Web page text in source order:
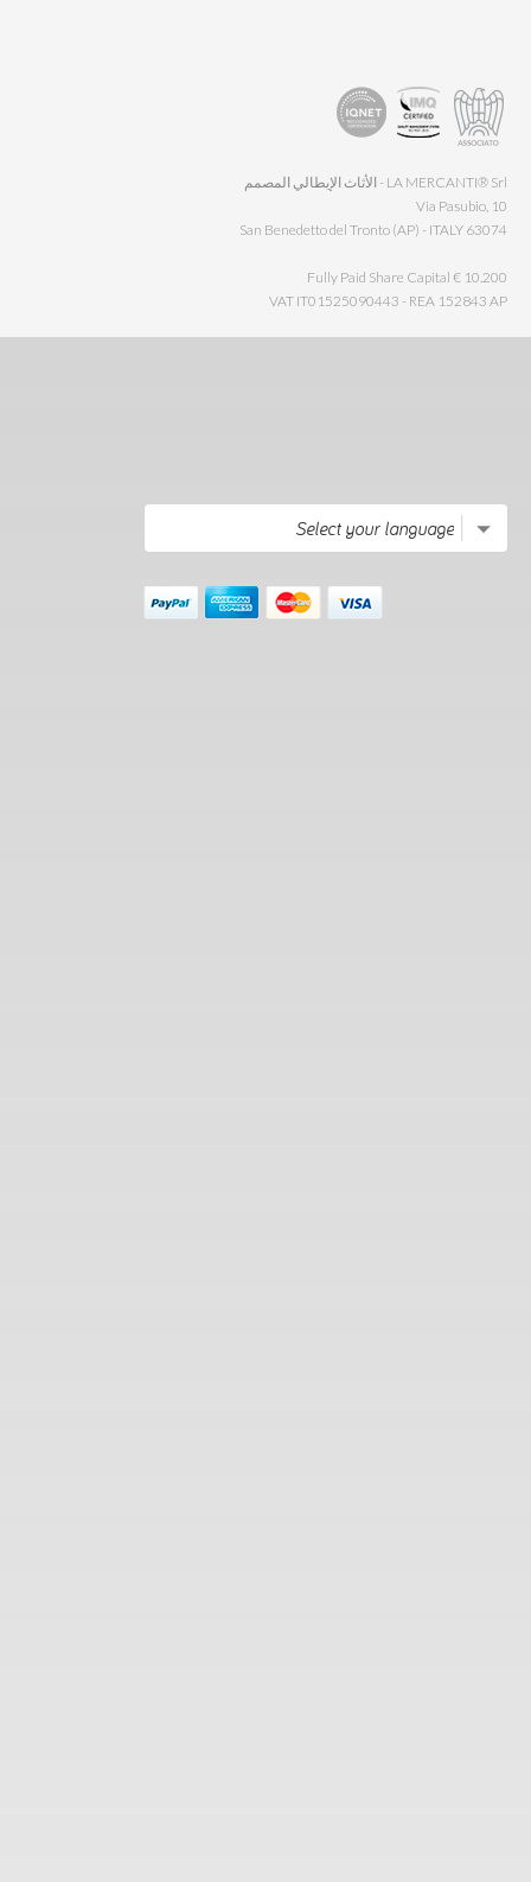
LA MERCANTI® Srl - الأثاث الإيطالي المصمم
Via Pasubio, 10
63074 San Benedetto del Tronto (AP) - ITALY
Fully Paid Share Capital € 10.200
VAT IT01525090443 - REA 152843 AP